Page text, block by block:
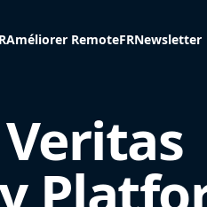
Améliorer RemoteFRNewsletter